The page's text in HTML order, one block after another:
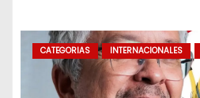
CATEGORIAS INTERNACIONALES